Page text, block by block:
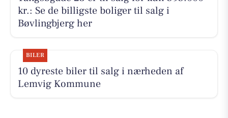
kr.: Se de billigste boliger til salg i
Bøvlingbjerg her
BILER
10 dyreste biler til salg i nærheden af
Lemvig Kommune